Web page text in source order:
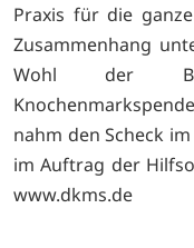
Praxis für die
Zusammenhang
Wohl der
nahm den Scheck
im Auftrag der
www.dkms.de